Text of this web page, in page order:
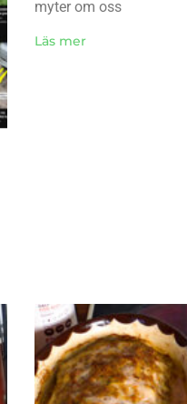
myter om oss
Läs mer